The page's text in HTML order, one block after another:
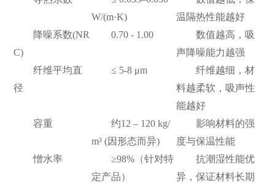
W/(m·K)
温隔热性能越好
降噪系数(NR
C)
0.70 - 1.00
数值越高，吸
声降噪能力越强
纤维平均直
径
≤ 5-8 μm
纤维越细，材
料越柔软，吸声性
能越好
容重
约12 – 120 kg/
m³ (因形态而异)
影响材料的强
度与保温性能
憎水率
≥98%（针对特
定产品）
抗潮湿性能优
异，保证材料长期